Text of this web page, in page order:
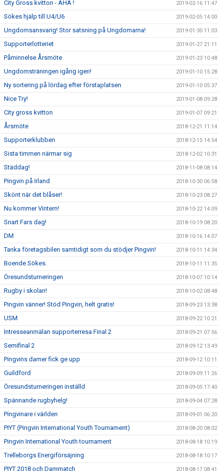
City Gross kvitton - AHA ! 2019-02-16 11:47
Sökes hjälp till U4/U6 2019-02-05 14:00
Ungdomsansvarig! Stor satsning på Ungdomarna! 2019-01-30 11:03
Supporterlotteriet 2019-01-27 21:11
Påminnelse Årsmöte 2019-01-23 10:48
Ungdomsträningen igång igen! 2019-01-10 15:28
Ny sortering på lördag efter förstaplatsen 2019-01-10 05:37
Nice Try! 2019-01-08 09:28
City gross kvitton 2019-01-07 09:21
Årsmöte 2018-12-21 11:14
Supporterklubben 2018-12-15 14:54
Sista timmen närmar sig 2018-12-02 10:31
Städdag! 2018-11-08 08:14
Pingvin på Irland 2018-10-30 06:58
Skönt när det blåser! 2018-10-23 08:27
Nu kommer Vintern! 2018-10-22 14:09
Snart Fars dag! 2018-10-19 08:20
DM 2018-10-16 14:07
Tanka företagsbilen samtidigt som du stödjer Pingvin! 2018-10-11 14:34
Boende Sökes. 2018-10-11 11:35
Öresundsturneringen 2018-10-07 10:14
Rugby i skolan! 2018-10-02 08:48
Pingvin vänner! Stöd Pingvin, helt gratis! 2018-09-23 13:38
USM 2018-09-22 10:21
Intresseanmälan supporterresa Final 2 2018-09-21 07:56
Semifinal 2 2018-09-12 13:49
Pingvins damer fick ge upp 2018-09-12 10:11
Guildford 2018-09-09 11:26
Öresundsturneringen inställd 2018-09-05 17:40
Spännande rugbyhelg! 2018-09-04 07:28
Pingvinare i världen 2018-09-01 06:20
PIYT (Pingvin International Youth Tournament) 2018-08-20 08:02
Pingvin International Youth tournament 2018-08-18 10:19
Trelleborgs Energiförsäjning 2018-08-18 10:17
PIYT 2018 och Dammatch 2018-08-17 08:41